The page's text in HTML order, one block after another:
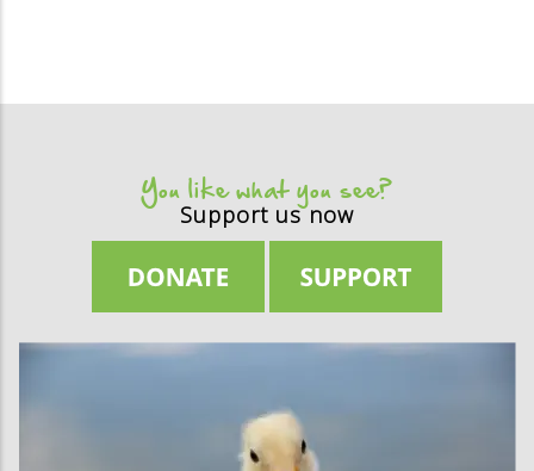
You like what you see?
Support us now